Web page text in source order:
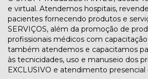
e virtual. Atendemos hospitais,
pacientes fornecendo produtos e
SERVIÇOS, além da promoção de
profissionais médicos com
também atendemos e capacitamos
às tecnicidades, uso e manuseio dos
EXCLUSIVO e atendimento